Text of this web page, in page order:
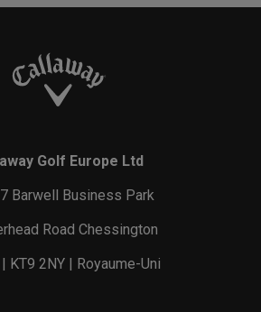
Golf Europe Ltd
Barwell Business Park
Road Chessington
KT9 2NY | Royaume-Uni